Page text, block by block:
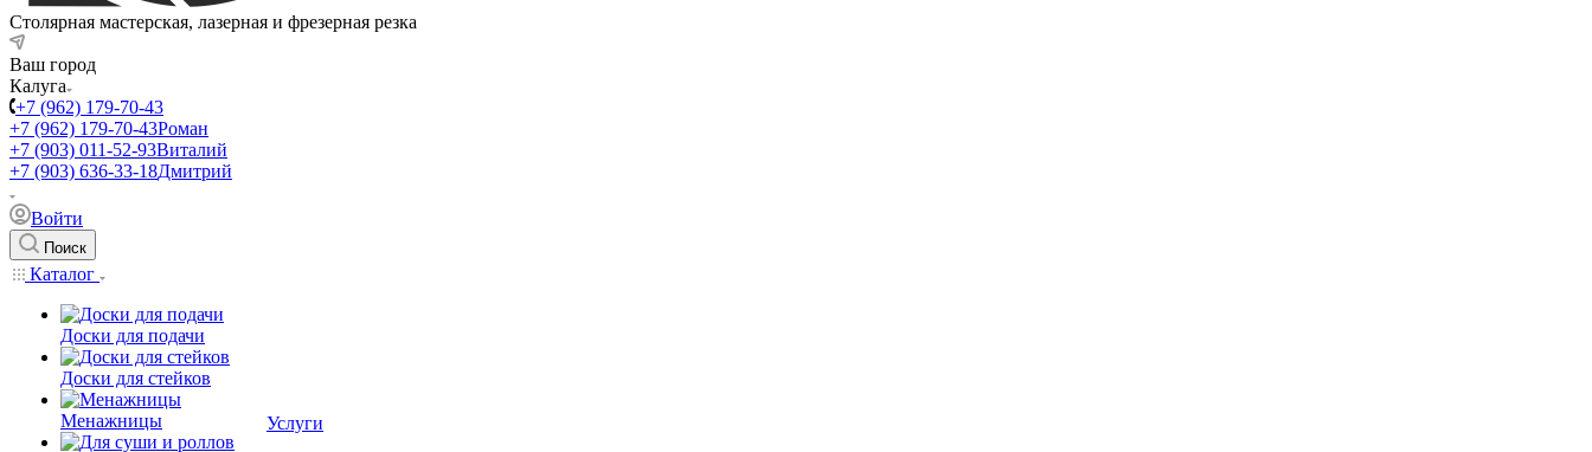
Столярная мастерская, лазерная и фрезерная резка
Ваш город
Калуга
+7 (962) 179-70-43
+7 (962) 179-70-43Роман
+7 (903) 011-52-93Виталий
+7 (903) 636-33-18Дмитрий
Войти
Поиск
Каталог
Доски для подачи
Доски для стейков
Менажницы
Услуги